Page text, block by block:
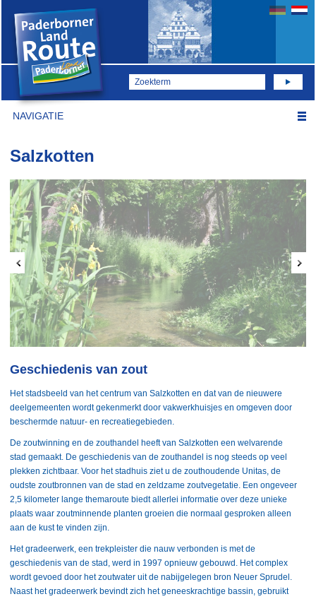
NAVIGATIE
Salzkotten
Geschiedenis van zout
Het stadsbeeld van het centrum van Salzkotten en dat van de nieuwere
deelgemeenten wordt gekenmerkt door vakwerkhuisjes en omgeven door
beschermde natuur- en recreatiegebieden.
De zoutwinning en de zouthandel heeft van Salzkotten een welvarende
stad gemaakt. De geschiedenis van de zouthandel is nog steeds op veel
plekken zichtbaar. Voor het stadhuis ziet u de zouthoudende Unitas, de
oudste zoutbronnen van de stad en zeldzame zoutvegetatie. Een ongeveer
2,5 kilometer lange themaroute biedt allerlei informatie over deze unieke
plaats waar zoutminnende planten groeien die normaal gesproken alleen
aan de kust te vinden zijn.
Het gradeerwerk, een trekpleister die nauw verbonden is met de
geschiedenis van de stad, werd in 1997 opnieuw gebouwd. Het complex
wordt gevoed door het zoutwater uit de nabijgelegen bron Neuer Sprudel.
Naast het gradeerwerk bevindt zich het geneeskrachtige bassin, gebruikt